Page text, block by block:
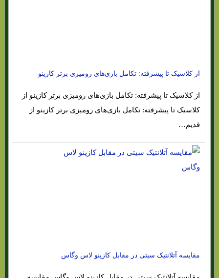
از کلاسیک تا پیشرفته: تکامل بازی‌های رومیزی برتر کازینو
از کلاسیک تا پیشرفته: تکامل بازی‌های رومیزی برتر کازینو از
کلاسیک تا پیشرفته: تکامل بازی‌های رومیزی برتر کازینو از
قدیم…
مقایسه آتلانتیک سیتی در مقابل کازینو لاس وگاس